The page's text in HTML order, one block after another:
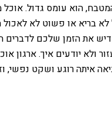
הוא עומס גדול. אוכל
בריא או פשוט לא לאכול
את הזמן שלכם
ולא יודעים איך. ארגון
איתה רוגע ושקט נפשי,